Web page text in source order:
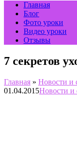
Главная
Блог
Фото уроки
Видео уроки
Отзывы
7 секретов
Главная » Новости и
01.04.2015Новости и